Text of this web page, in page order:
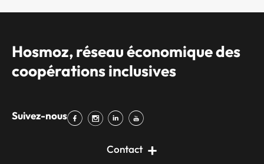
Hosmoz, réseau économique des
coopérations inclusives
Suivez-nous
Contact